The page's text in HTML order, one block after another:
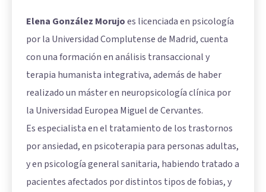
Elena González Morujoes licenciada en psicología
por la Universidad Complutense de Madrid, cuenta
con una formación en análisis transaccional y
terapia humanista integrativa, además de haber
realizado un máster en neuropsicología clínica por
la Universidad Europea Miguel de Cervantes.
Es especialista en el tratamiento de los trastornos
por ansiedad, en psicoterapia para personas adultas,
y en psicología general sanitaria, habiendo tratado a
pacientes afectados por distintos tipos de fobias, y